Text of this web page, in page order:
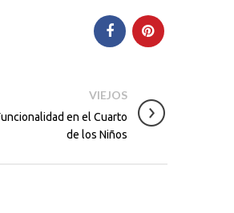
VIEJOS
en el Cuarto
de los Niños